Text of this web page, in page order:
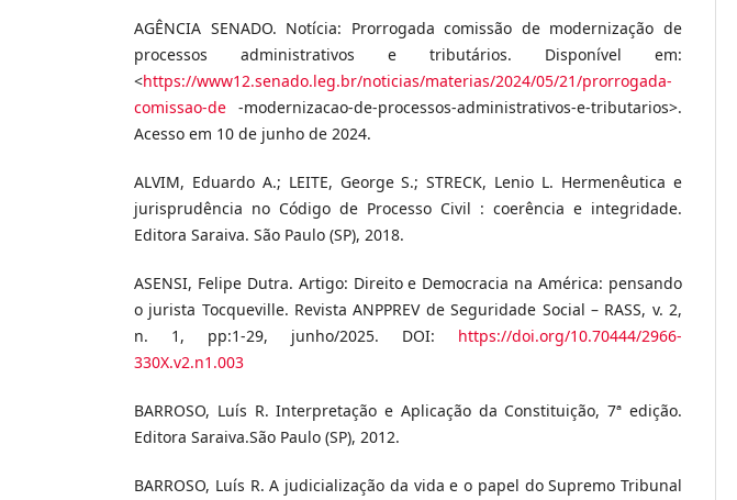
AGÊNCIA SENADO. Notícia: Prorrogada comissão de modernização de
processos administrativos e tributários. Disponível em:
<https://www12.senado.leg.br/noticias/materias/2024/05/21/prorrogada-
comissao-de -modernizacao-de-processos-administrativos-e-tributarios>.
Acesso em 10 de junho de 2024.
ALVIM, Eduardo A.; LEITE, George S.; STRECK, Lenio L. Hermenêutica e
jurisprudência no Código de Processo Civil : coerência e integridade.
Editora Saraiva. São Paulo (SP), 2018.
ASENSI, Felipe Dutra. Artigo: Direito e Democracia na América: pensando
o jurista Tocqueville. Revista ANPPREV de Seguridade Social – RASS, v. 2,
n. 1, pp:1-29, junho/2025. DOI: https://doi.org/10.70444/2966-
330X.v2.n1.003
BARROSO, Luís R. Interpretação e Aplicação da Constituição, 7ª edição.
Editora Saraiva.São Paulo (SP), 2012.
BARROSO, Luís R. A judicialização da vida e o papel do Supremo Tribunal